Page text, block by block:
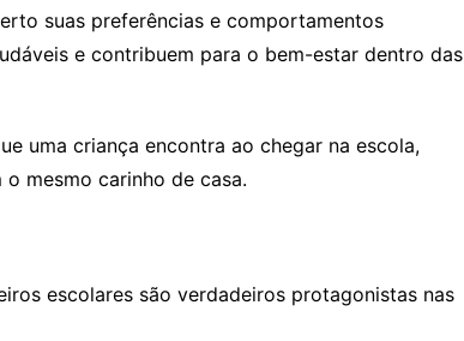
suas preferências e comportamentos
e contribuem para o bem-estar dentro das
uma criança encontra ao chegar na escola,
mesmo carinho de casa.
escolares são verdadeiros protagonistas nas